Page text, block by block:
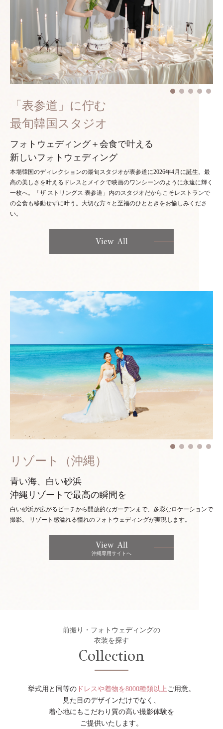
「表参道」に佇む
最旬韓国スタジオ
フォトウェディング＋会食で叶える
新しいフォトウェディング
本場韓国のディレクションの最旬スタジオが表参道に2026年4月に誕生。最
高の美しさを叶えるドレスとメイクで映画のワンシーンのように永遠に輝く
一枚へ。「ザ ストリングス 表参道」内のスタジオだからこそレストランで
の会食も移動せずに叶う。大切な方々と至福のひとときをお愉しみくださ
い。
View All
リゾート（沖縄）
青い海、白い砂浜
沖縄リゾートで最高の瞬間を
白い砂浜が広がるビーチから開放的なガーデンまで、多彩なロケーションで
撮影。
リゾート感溢れる憧れのフォトウェディングが実現します。
View All
沖縄専用サイトへ
前撮り・フォトウェディングの
衣装を探す
Collection
挙式用と同等の ドレスや着物を8000種類以上 ご用意。
見た目のデザインだけでなく、
着心地にもこだわり質の高い撮影体験を
ご提供いたします。